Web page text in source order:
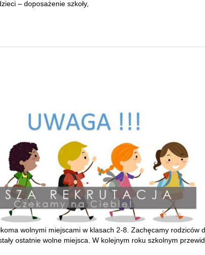
– doposażenie szkoły,
wolnymi miejscami w klasach 2-8. Zachęcamy rodziców
ostatnie wolne miejsca. W kolejnym roku szkolnym